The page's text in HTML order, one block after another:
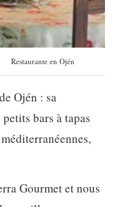
Restaurante en Ojén
Ojén : sa
bars à tapas
Gourmet et nous